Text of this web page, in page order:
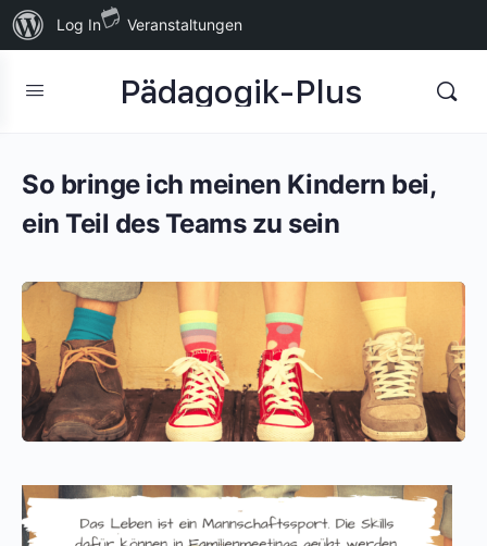
Über
WordPress
Log In Veranstaltungen
Pädagogik-Plus
So bringe ich meinen Kindern bei,
ein Teil des Teams zu sein